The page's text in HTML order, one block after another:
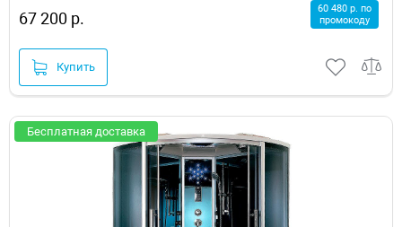
67 200 р.
60 480 р. по
промокоду
Купить
Бесплатная доставка